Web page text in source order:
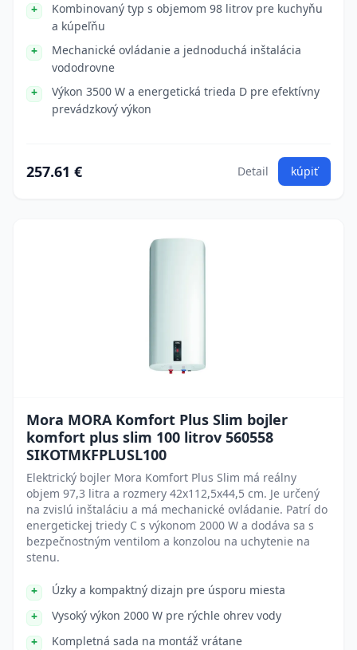
Kombinovaný typ s objemom 98 litrov pre kuchyňu
a kúpeľňu
Mechanické ovládanie a jednoduchá inštalácia
vododrovne
Výkon 3500 W a energetická trieda D pre efektívny
prevádzkový výkon
257.61 € Detail kúpiť
Mora MORA Komfort Plus Slim bojler
komfort plus slim 100 litrov 560558
SIKOTMKFPLUSL100
Elektrický bojler Mora Komfort Plus Slim má reálny
objem 97,3 litra a rozmery 42x112,5x44,5 cm. Je určený
na zvislú inštaláciu a má mechanické ovládanie. Patrí do
energetickej triedy C s výkonom 2000 W a dodáva sa s
bezpečnostným ventilom a konzolou na uchytenie na
stenu.
Úzky a kompaktný dizajn pre úsporu miesta
Vysoký výkon 2000 W pre rýchle ohrev vody
Kompletná sada na montáž vrátane